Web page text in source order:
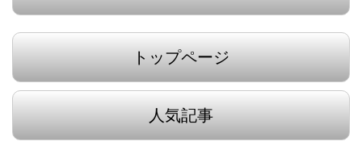
トップページ
人気記事